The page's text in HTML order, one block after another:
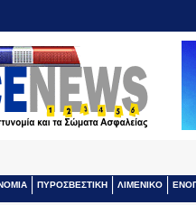
ΠΥΡΟΣΒΕΣΤΙΚΗ ΛΙΜΕΝΙΚΟ